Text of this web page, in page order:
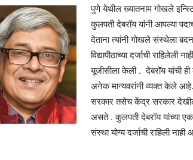
पुणे येथील ख्यातनाम गोखले
कुलपती देबरॉय यांनी आपल्या
देताना त्यांनी गोखले संस्थेला
विद्यापीठाच्या दर्जाची राहिलेली
यूजीसीला केली . देबरॉय यांची
अनेक मान्यवरांनी व्यक्त केले आहे.
सरकार तसेच केंद्र सरकार
असते . कुलपती देबरॉय यांच्या
संस्था योग्य दर्जाची राहिली